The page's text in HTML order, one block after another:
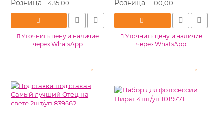
Розница 435,00
Уточнить цену и наличие
через WhatsApp
Розница 100,00
Уточнить цену и наличие
через WhatsApp